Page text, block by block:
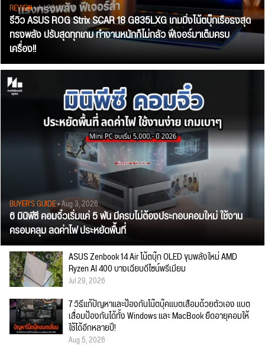
REVIEW• Jul 28, 2026
รีวิว ASUS ROG Strix SCAR 18 G835LXG เกมมิ่งโน้ตบุ๊กเรือธงสุด
ทรงพลัง ปรับสุดทุกเกม ทำงานหนักก็ไม่กลัว ฟีเจอร์มาเต็มครบ
เครื่อง!!
BUYER'S GUIDE• Aug 3, 2026
6 มินิพีซี คอมจิ๋วเริ่มแค่ 5 พัน มีครบไม่ต้องประกอบคอมใหม่ ใช้งาน
ครอบคลุม ลดค่าไฟ ประหยัดพื้นที่
ASUS Zenbook 14 Air โน้ตบุ๊ก OLED ขุมพลังใหม่ AMD
Ryzen AI 400 บางเฉียบดีไซน์พรีเมียม
Jul 29, 2026
7 วิธีแก้ปัญหาและป้องกันโน๊ตบุ๊คแบตเสื่อมด้วยตัวเอง แบต
เสื่อมป้องกันได้ทั้ง Windows และ MacBook ยืดอายุคอมให้
ใช้ได้อีกหลายปี!
Aug 5, 2026